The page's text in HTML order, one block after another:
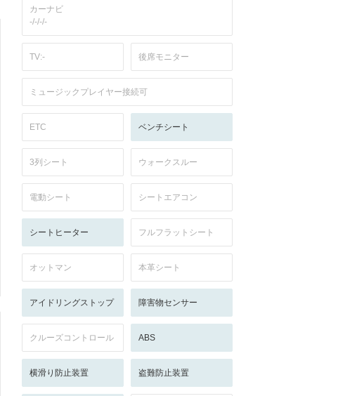
カーナビ
-/-/-/-
TV:- 後席モニター
ミュージックプレイヤー接続可
ETC ベンチシート
3列シート ウォークスルー
電動シート シートエアコン
シートヒーター フルフラットシート
オットマン 本革シート
アイドリングストップ 障害物センサー
クルーズコントロール ABS
横滑り防止装置 盗難防止装置